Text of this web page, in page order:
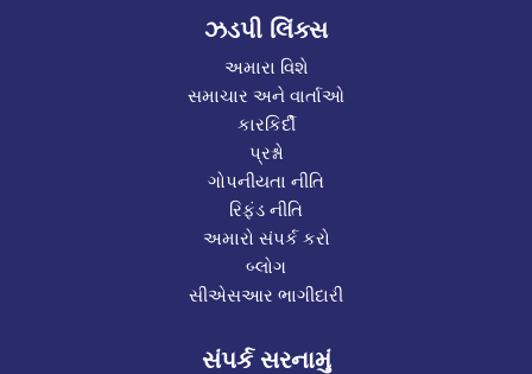
ઝડપી લિંક્સ
અમારા વિશે
સમાચાર અને વાર્તાઓ
કારકિર્દી
પ્રશ્નો
ગોપનીયતા નીતિ
રિફંડ નીતિ
અમારો સંપર્ક કરો
બ્લોગ
સીએસઆર ભાગીદારી
સંપર્ક સરનામું